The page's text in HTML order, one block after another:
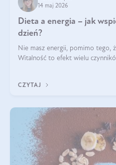
14 maj 2026
Dieta a energia – jak
dzień?
Nie masz energii, pomimo tego,
Witalność to efekt wielu
CZYTAJ